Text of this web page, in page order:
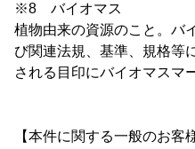
※8 バイオマス
植物由来の資源のこと。バ
び関連法規、基準、規格等
される目印にバイオマスマ
【本件に関する一般のお客